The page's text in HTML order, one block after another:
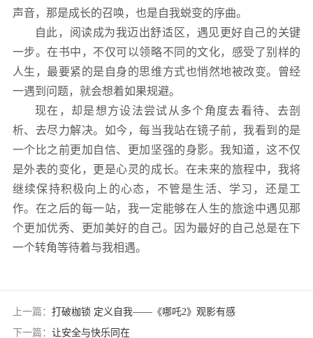
声音，那是成长的召唤，也是自我蜕变的序曲。
自此，阅读成为我迈出舒适区，遇见更好自己的关键
一步。在书中，不仅可以领略不同的文化，感受了别样的
人生，最要紧的是自身的思维方式也悄然地被改变。曾经
一遇到问题，就会想着如果规避。
现在，却是想方设法尝试从多个角度去看待、去剖
析、去尽力解决。如今，每当我站在镜子前，我看到的是
一个比之前更加自信、更加坚强的身影。我知道，这不仅
是外表的变化，更是心灵的成长。在未来的旅程中，我将
继续保持积极向上的心态，不管是生活、学习，还是工
作。在之后的每一站，我一定能够在人生的旅途中遇见那
个更加优秀、更加美好的自己。因为最好的自己总是在下
一个转角等待着与我相遇。
上一篇： 打破枷锁 定义自我——《哪吒2》观影有感
下一篇： 让安全与快乐同在